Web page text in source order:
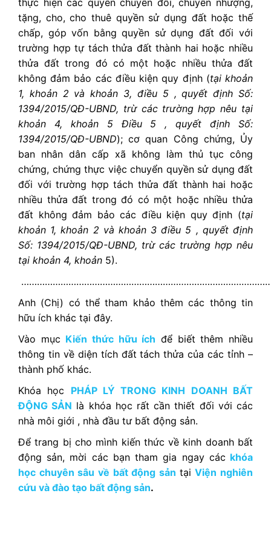
thực hiện các quyền chuyển đổi, chuyển nhượng,
tặng, cho, cho thuê quyền sử dụng đất hoặc thế
chấp, góp vốn bằng quyền sử dụng đất đối với
trường hợp tự tách thửa đất thành hai hoặc nhiều
thửa đất trong đó có một hoặc nhiều thửa đất
không đảm bảo các điều kiện quy định (tại khoản
1, khoản 2 và khoản 3, điều 5 , quyết định Số:
1394/2015/QĐ-UBND, trừ các trường hợp nêu tại
khoản 4, khoản 5 Điều 5 , quyết định Số:
1394/2015/QĐ-UBND); cơ quan Công chứng, Ủy
ban nhân dân cấp xã không làm thủ tục công
chứng, chứng thực việc chuyển quyền sử dụng đất
đối với trường hợp tách thửa đất thành hai hoặc
nhiều thửa đất trong đó có một hoặc nhiều thửa
đất không đảm bảo các điều kiện quy định (tại
khoản 1, khoản 2 và khoản 3 điều 5 , quyết định
Số: 1394/2015/QĐ-UBND, trừ các trường hợp nêu
tại khoản 4, khoản 5).
Anh (Chị) có thể tham khảo thêm các thông tin
hữu ích khác tại đây.
Vào mục Kiến thức hữu ích để biết thêm nhiều
thông tin về diện tích đất tách thửa của các tỉnh –
thành phố khác.
Khóa học PHÁP LÝ TRONG KINH DOANH BẤT
ĐỘNG SẢN là khóa học rất cần thiết đối với các
nhà môi giới , nhà đầu tư bất động sản.
Để trang bị cho mình kiến thức về kinh doanh bất
động sản, mời các bạn tham gia ngay các khóa
học chuyên sâu về bất động sản tạiViện nghiên
cứu và đào tạo bất động sản.